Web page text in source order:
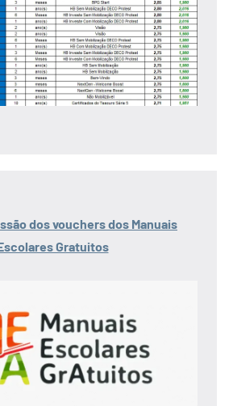
dos vouchers dos Manuais
Gratuitos